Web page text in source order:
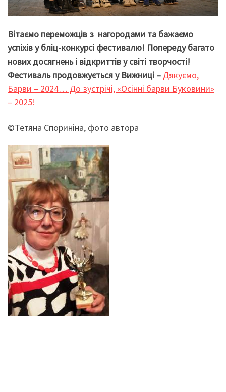
Вітаємо переможців з нагородами та бажаємо
успіхів у бліц-конкурсі фестивалю! Попереду багато
нових досягнень і відкриттів у світі творчості!
Фестиваль продовжується у Вижниці – Дякуємо,
Барви – 2024… До зустрічі, «Осінні барви Буковини»
– 2025!
©Тетяна Спориніна, фото автора